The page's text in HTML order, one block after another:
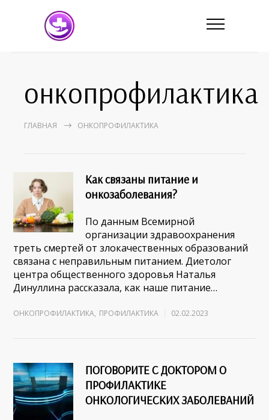
онкопрофилактика
ГЛАВНАЯ ОНКОПРОФИЛАКТИКА
Как связаны питание и
онкозаболевания?
По данным Всемирной
организации здравоохранения
треть смертей от злокачественных образований
связана с неправильным питанием. Диетолог
центра общественного здоровья Наталья
Динуллина рассказала, как наше питание…
ОНКОПРОФИЛАКТИКА, ПРОФИЛАКТИКА 02.02.2023
ПОГОВОРИТЕ С ДОКТОРОМ О
ПРОФИЛАКТИКЕ
ОНКОЛОГИЧЕСКИХ ЗАБОЛЕВАНИЙ